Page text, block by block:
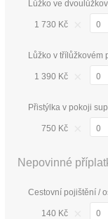
Lůžko ve
1 730 Kč
Lůžko v třílůžkovém
1 390 Kč
Přistýlka v pokoji
750 Kč
Nepovinné
Cestovní pojištění /
140 Kč